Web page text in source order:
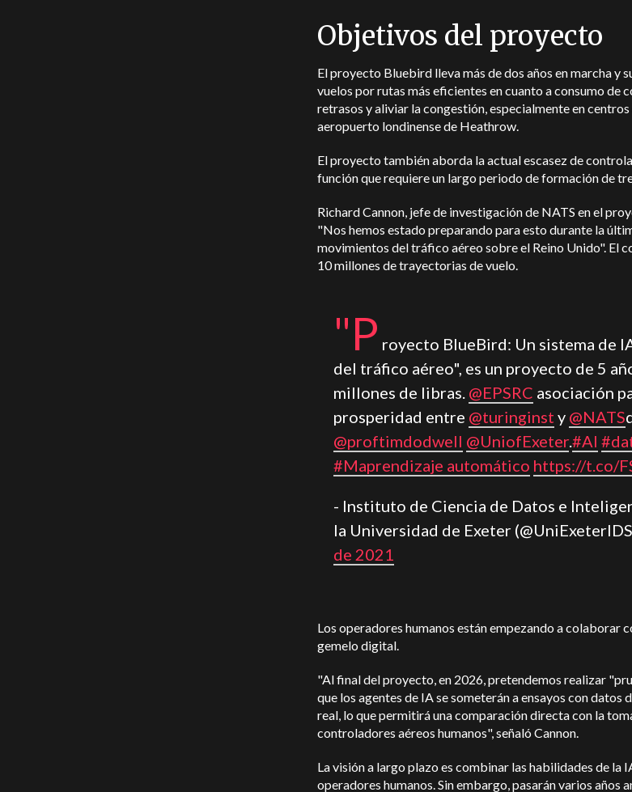
Objetivos del proyecto
El proyecto Bluebird lleva más de dos años en marcha y
vuelos por rutas más eficientes en cuanto a consumo de
retrasos y aliviar la congestión, especialmente en
aeropuerto londinense de Heathrow.
El proyecto también aborda la actual escasez de
función que requiere un largo periodo de formación de
Richard Cannon, jefe de investigación de NATS en el
"Nos hemos estado preparando para esto durante la
movimientos del tráfico aéreo sobre el Reino Unido". El
10 millones de trayectorias de vuelo.
"P royecto BlueBird: Un sistema de
del tráfico aéreo", es un proyecto de 5
millones de libras. @EPSRC asociación
prosperidad entre @turinginst y @NATS
@proftimdodwell @UniofExeter.#AI
#Maprendizaje automático https://t.co/
- Instituto de Ciencia de Datos e
la Universidad de Exeter
de 2021
Los operadores humanos están empezando a colaborar
gemelo digital.
"Al final del proyecto, en 2026, pretendemos realizar
que los agentes de IA se someterán a ensayos con datos
real, lo que permitirá una comparación directa con la
controladores aéreos humanos", señaló Cannon.
La visión a largo plazo es combinar las habilidades de la
operadores humanos. Sin embargo, pasarán varios años